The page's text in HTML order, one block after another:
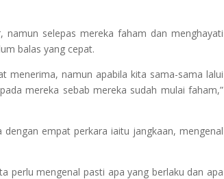
namun selepas mereka faham dan menghayati
balas yang cepat.
menerima, namun apabila kita sama-sama lalui
mereka sebab mereka sudah mulai faham,”
empat perkara iaitu jangkaan, mengenal
perlu mengenal pasti apa yang berlaku dan apa